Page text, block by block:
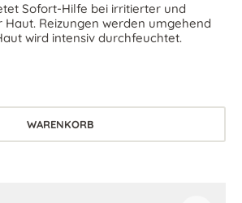
Sofort-Hilfe bei irritierter und
Reizungen werden umgehend
wird intensiv durchfeuchtet.
WARENKORB